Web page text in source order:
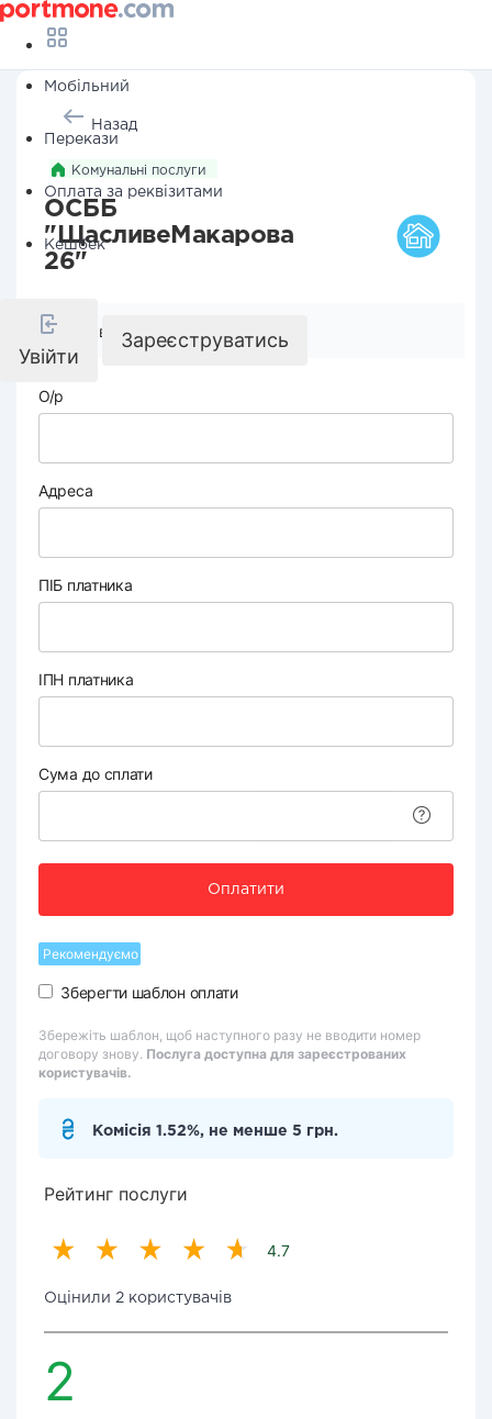
Мобільний
Перекази
Оплата за реквізитами
Кешбек
Увійти
Зареєструватись
Назад
Комунальні послуги
ОСББ
"ЩасливеМакарова
26"
Реквізити компанії
О/р
Адреса
ПІБ платника
ІПН платника
Сума до сплати
Оплатити
Рекомендуємо
Зберегти шаблон оплати
Збережіть шаблон, щоб наступного разу не вводити номер
договору знову. Послуга доступна для зареєстрованих
користувачів.
Комісія 1.52%, не менше 5 грн.
Рейтинг послуги
4.7
Оцінили 2 користувачів
2